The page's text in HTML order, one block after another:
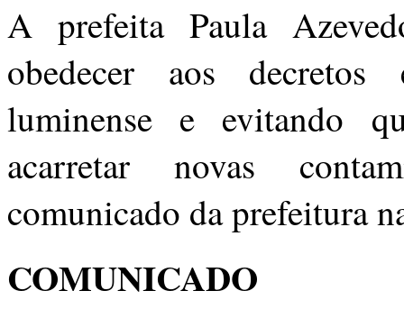
A prefeita Paula
obedecer aos
luminense e evitando
acarretar novas
comunicado da prefeitura
COMUNICADO